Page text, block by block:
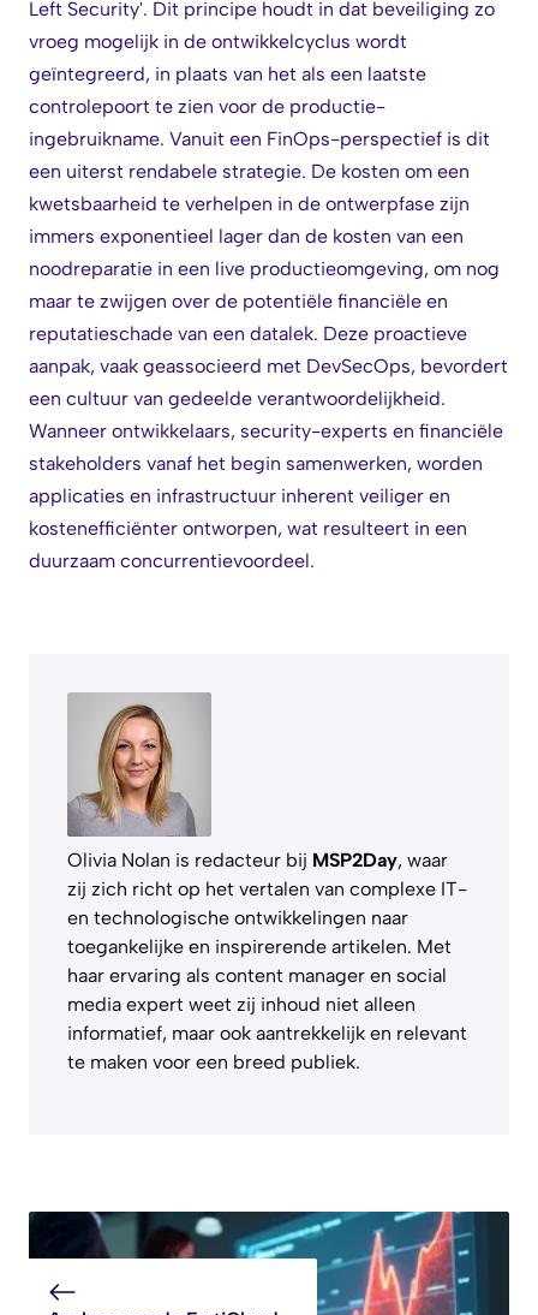
Left Security'. Dit principe houdt in dat beveiliging zo
vroeg mogelijk in de ontwikkelcyclus wordt
geïntegreerd, in plaats van het als een laatste
controlepoort te zien voor de productie-
ingebruikname. Vanuit een FinOps-perspectief is dit
een uiterst rendabele strategie. De kosten om een
kwetsbaarheid te verhelpen in de ontwerpfase zijn
immers exponentieel lager dan de kosten van een
noodreparatie in een live productieomgeving, om nog
maar te zwijgen over de potentiële financiële en
reputatieschade van een datalek. Deze proactieve
aanpak, vaak geassocieerd met DevSecOps, bevordert
een cultuur van gedeelde verantwoordelijkheid.
Wanneer ontwikkelaars, security-experts en financiële
stakeholders vanaf het begin samenwerken, worden
applicaties en infrastructuur inherent veiliger en
kostenefficiënter ontworpen, wat resulteert in een
duurzaam concurrentievoordeel.
Olivia Nolan is redacteur bij MSP2Day, waar
zij zich richt op het vertalen van complexe IT-
en technologische ontwikkelingen naar
toegankelijke en inspirerende artikelen. Met
haar ervaring als content manager en social
media expert weet zij inhoud niet alleen
informatief, maar ook aantrekkelijk en relevant
te maken voor een breed publiek.